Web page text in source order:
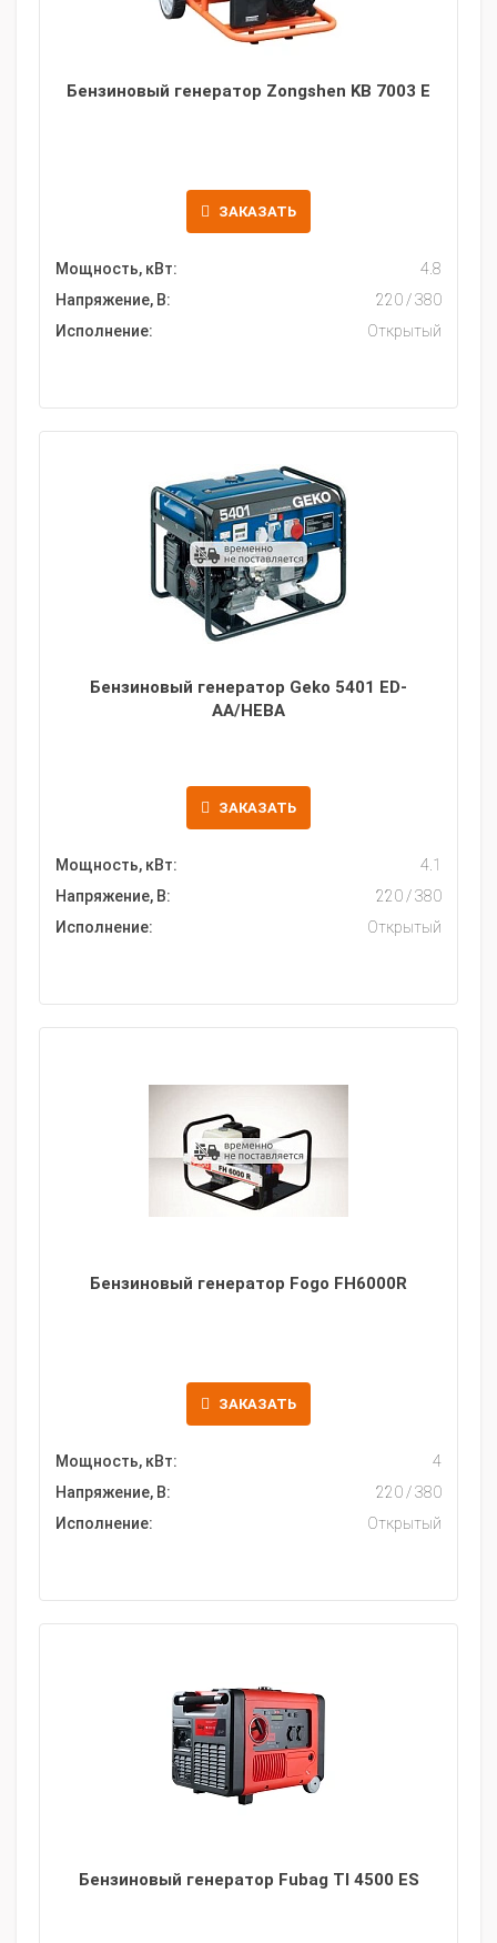
Бензиновый генератор Zongshen KB 7003 E
ЗАКАЗАТЬ
Мощность, кВт:
4.8
Напряжение, В:
220 / 380
Исполнение:
Открытый
Бензиновый генератор Geko 5401 ED-
AA/HEBA
ЗАКАЗАТЬ
Мощность, кВт:
4.1
Напряжение, В:
220 / 380
Исполнение:
Открытый
Бензиновый генератор Fogo FH6000R
ЗАКАЗАТЬ
Мощность, кВт:
4
Напряжение, В:
220 / 380
Исполнение:
Открытый
Бензиновый генератор Fubag TI 4500 ES